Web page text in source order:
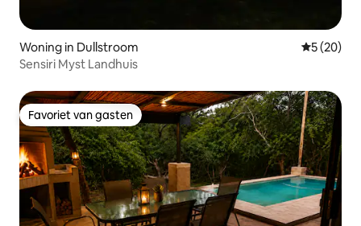
Woning in Dullstroom
5 (20)
Sensiri Myst Landhuis
Favoriet van gasten
Favoriet van gasten